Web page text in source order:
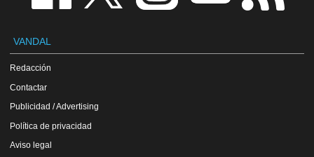
VANDAL
Redacción
Contactar
Publicidad / Advertising
Política de privacidad
Aviso legal